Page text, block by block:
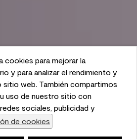
to enhance user experience
and traffic on our website.
about your use of our site
advertising, and analytics
cookies para mejorar la
y para analizar el rendimiento y
web. También compartimos
uso de nuestro sitio con
sociales, publicidad y
de cookies